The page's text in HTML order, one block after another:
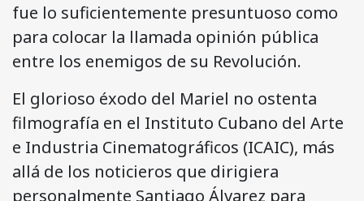
fue lo suficientemente presuntuoso como
para colocar la llamada opinión pública
entre los enemigos de su Revolución.
El glorioso éxodo del Mariel no ostenta
filmografía en el Instituto Cubano del Arte
e Industria Cinematográficos (ICAIC), más
allá de los noticieros que dirigiera
personalmente Santiago Álvarez para